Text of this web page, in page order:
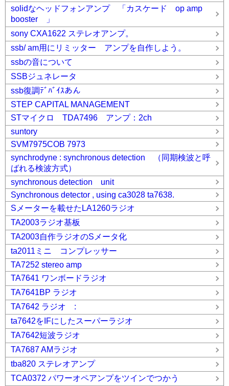
solidなヘッドフォンアンプ 「カスケード op amp
booster 」
sony CXA1622 ステレオアンプ。
ssb/ am用にリミッター アンプを自作しよう。
ssbの音について
SSBジュネレータ
ssb復調ﾃﾞﾊﾞｲｽあん
STEP CAPITAL MANAGEMENT
STマイクロ TDA7496 アンプ：2ch
suntory
SVM7975COB 7973
synchrodyne : synchronous detection （同期検波と呼
ばれる検波方式）
synchronous detection unit
Synchronous detector , using ca3028 ta7638.
Sメーターを載せたLA1260ラジオ
TA2003ラジオ基板
TA2003自作ラジオのSメータ化
ta2011ミニ コンプレッサー
TA7252 stereo amp
TA7641 ワンボードラジオ
TA7641BP ラジオ
TA7642 ラジオ :
ta7642をIFにしたスーパーラジオ
TA7642短波ラジオ
TA7687 AMラジオ
tba820 ステレオアンプ
TCA0372 パワーオペアンプをツインでつかう